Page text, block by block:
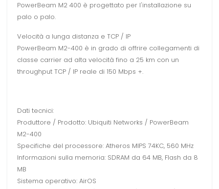
PowerBeam M2 400 è progettato per l'installazione su
palo o palo.
Velocità a lunga distanza e TCP / IP
PowerBeam M2-400 è in grado di offrire collegamenti di
classe carrier ad alta velocità fino a 25 km con un
throughput TCP / IP reale di 150 Mbps +.
Dati tecnici:
Produttore / Prodotto: Ubiquiti Networks / PowerBeam
M2-400
Specifiche del processore: Atheros MIPS 74KC, 560 MHz
Informazioni sulla memoria: SDRAM da 64 MB, Flash da 8
MB
Sistema operativo: AirOS